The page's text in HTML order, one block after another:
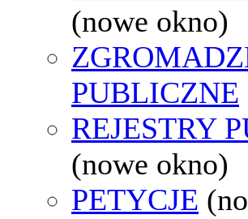
(nowe okno)
PUBLICZNE
REJESTRY
(nowe okno)
PETYCJE